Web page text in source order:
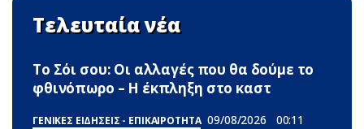
Τελευταία νέα
Το Σόι σου: Οι αλλαγές που θα δούμε το
φθινόπωρο – Η έκπληξη στο καστ
ΓΕΝΙΚΕΣ ΕΙΔΗΣΕΙΣ - ΕΠΙΚΑΙΡΟΤΗΤΑ 09/08/2026 00:11